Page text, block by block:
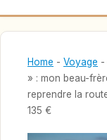
Home - Voyage -
» : mon beau-
reprendre la
135 €